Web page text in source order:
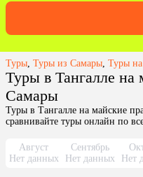
Туры Туры из Самары Туры
Туры в Тангалле на
Самары
Туры в Тангалле на майские
сравнивайте туры онлайн по
Август
Нет данных
Сентябрь
Нет данных
Нет